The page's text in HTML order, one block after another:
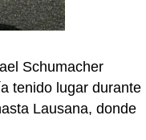
Schumacher
tenido lugar durante
Lausana, donde